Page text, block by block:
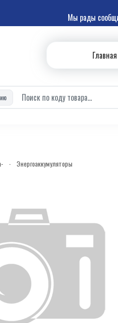
Мы рады
Главная
- Энергоаккумуляторы